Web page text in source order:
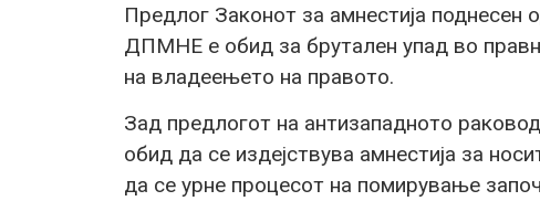
Предлог Законот за амнестија
ДПМНЕ е обид за брутален упад во
на владеењето на правото.
Зад предлогот на антизападното
обид да се издејствува амнестија за
да се урне процесот на помирување